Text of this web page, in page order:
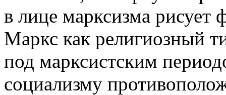
в лице марксизма рисует
Маркс как религиозный
под марксистским
социализму